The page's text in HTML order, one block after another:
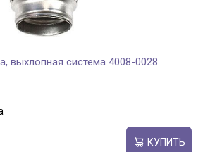
выхлопная система 4008-0028
КУПИТЬ